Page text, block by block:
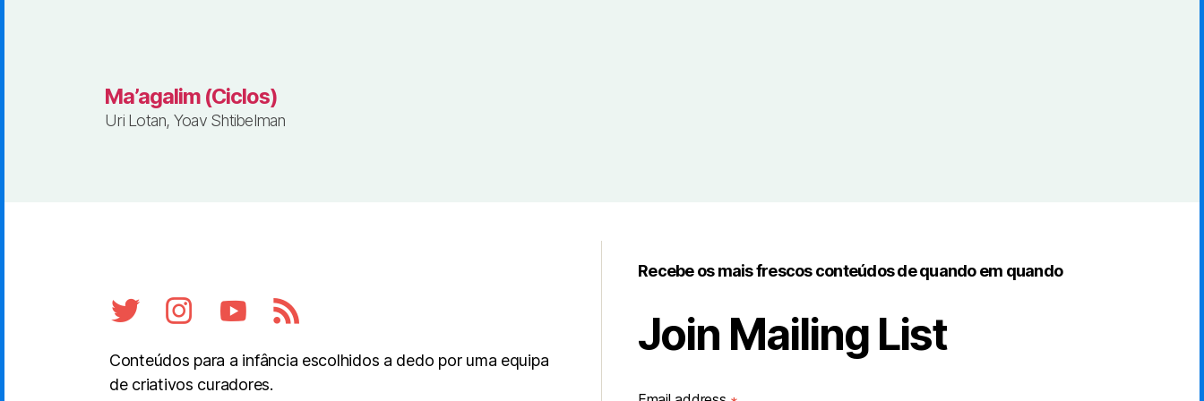
Ma’agalim (Ciclos)
Uri Lotan, Yoav Shtibelman
Conteúdos para a infância escolhidos a dedo por uma equipa
de criativos curadores.
Recebe os mais frescos conteúdos de quando em quando
Join Mailing List